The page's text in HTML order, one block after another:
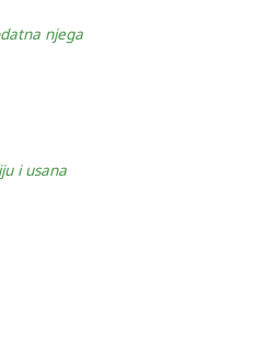
njega
i usana